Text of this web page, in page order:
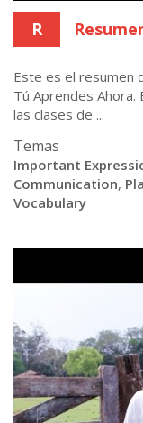
R
Este es el resumen
Tú Aprendes
las clases de ...
Temas
Important
Communication,
Vocabulary